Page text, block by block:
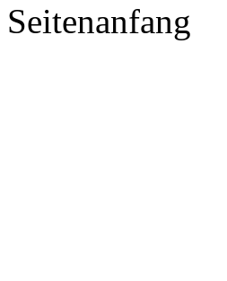
Seitenanfang